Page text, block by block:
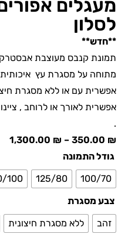
לסלון
**חדש**
תמונת קנבס מעוצבת
מתוחה על מסגרת עץ איכותית
אפשרית עם או ללא מסגרת
אפשרית לאורך או לרוחב ,
.
350.00 ₪
–
1,300.00 ₪
גודל התמונה
100/70
125/80
100
צבע מסגרת
זהב
ללא מסגרת חיצונית